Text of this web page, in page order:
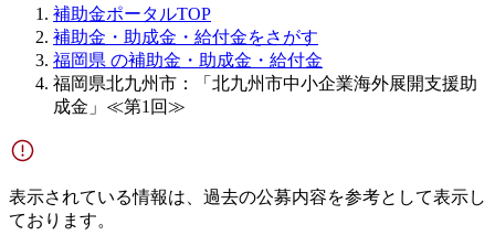
補助金ポータルTOP
補助金・助成金・給付金をさがす
福岡県 の補助金・助成金・給付金
福岡県北九州市：「北九州市中小企業海外展開支援助
成金」≪第1回≫
表示されている情報は、過去の公募内容を参考として表示し
ております。